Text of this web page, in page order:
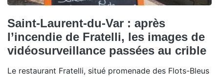
Saint-Laurent-du-Var : après
l’incendie de Fratelli, les images de
vidéosurveillance passées au crible
Le restaurant Fratelli, situé promenade des Flots-Bleus